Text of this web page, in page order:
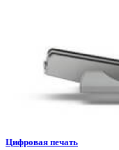
Цифровая печать